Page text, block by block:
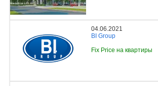
04.06.2021
BI Group
Fix Price на квартиры